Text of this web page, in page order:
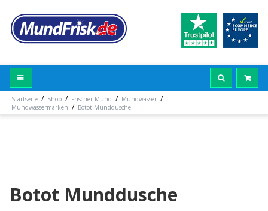
Startseite / Shop / Frischer Mund / Mundwasser /
Mundwassermarken / Botot Munddusche
Botot Munddusche